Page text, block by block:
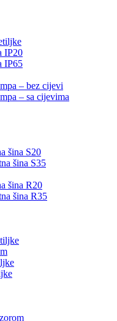
IP20
IP65
– bez cijevi
– sa cijevima
šina S20
šina S35
šina R20
šina R35